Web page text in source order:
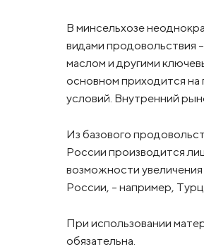
В минсельхозе
видами продовольствия
маслом и другими
основном приходится на
условий. Внутренний
Из базового
России производится
возможности
России, – например,
При использовании
обязательна.